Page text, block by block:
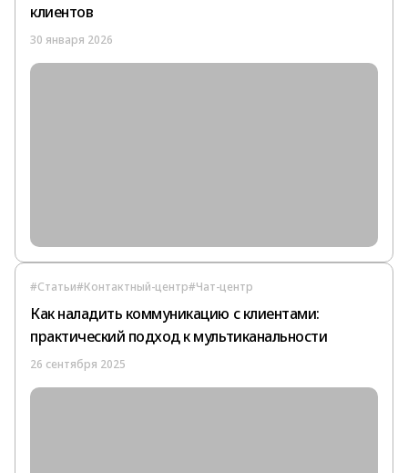
клиентов
30 января 2026
#Статьи#Контактный-центр#Чат-центр
Как наладить коммуникацию с клиентами:
практический подход к мультиканальности
26 сентября 2025